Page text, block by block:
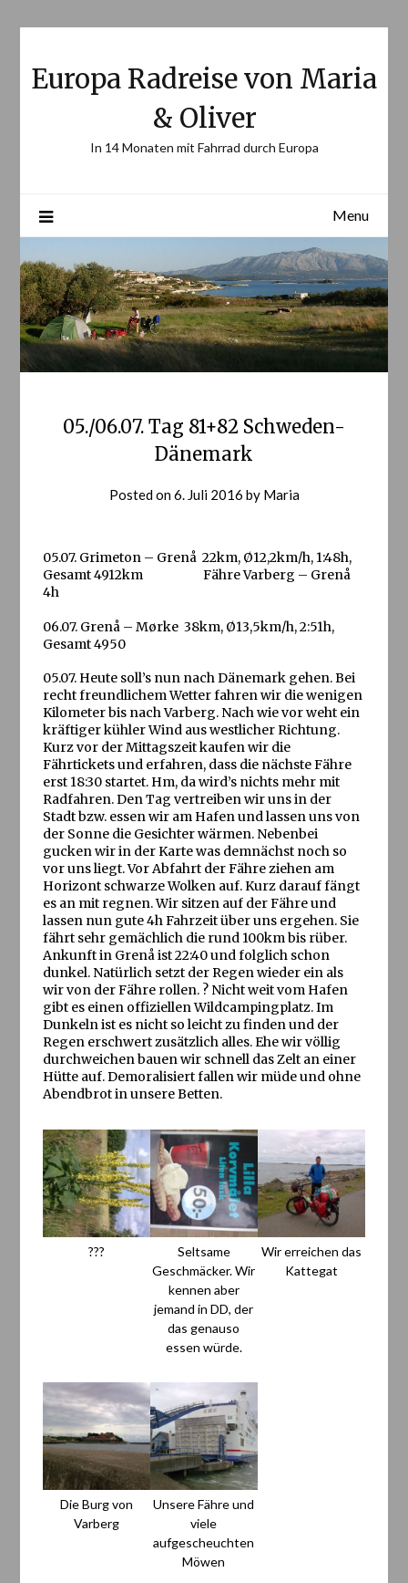
Europa Radreise von Maria
& Oliver
In 14 Monaten mit Fahrrad durch Europa
Menu
05./06.07. Tag 81+82 Schweden-
Dänemark
Posted on6. Juli 2016 by Maria
05.07. Grimeton – Grenå 22km, Ø12,2km/h, 1:48h,
Gesamt 4912km Fähre Varberg – Grenå
4h
06.07. Grenå – Mørke 38km, Ø13,5km/h, 2:51h,
Gesamt 4950
05.07. Heute soll’s nun nach Dänemark gehen. Bei
recht freundlichem Wetter fahren wir die wenigen
Kilometer bis nach Varberg. Nach wie vor weht ein
kräftiger kühler Wind aus westlicher Richtung.
Kurz vor der Mittagszeit kaufen wir die
Fährtickets und erfahren, dass die nächste Fähre
erst 18:30 startet. Hm, da wird’s nichts mehr mit
Radfahren. Den Tag vertreiben wir uns in der
Stadt bzw. essen wir am Hafen und lassen uns von
der Sonne die Gesichter wärmen. Nebenbei
gucken wir in der Karte was demnächst noch so
vor uns liegt. Vor Abfahrt der Fähre ziehen am
Horizont schwarze Wolken auf. Kurz darauf fängt
es an mit regnen. Wir sitzen auf der Fähre und
lassen nun gute 4h Fahrzeit über uns ergehen. Sie
fährt sehr gemächlich die rund 100km bis rüber.
Ankunft in Grenå ist 22:40 und folglich schon
dunkel. Natürlich setzt der Regen wieder ein als
wir von der Fähre rollen. ? Nicht weit vom Hafen
gibt es einen offiziellen Wildcampingplatz. Im
Dunkeln ist es nicht so leicht zu finden und der
Regen erschwert zusätzlich alles. Ehe wir völlig
durchweichen bauen wir schnell das Zelt an einer
Hütte auf. Demoralisiert fallen wir müde und ohne
Abendbrot in unsere Betten.
???
Seltsame
Geschmäcker. Wir
kennen aber
jemand in DD, der
das genauso
essen würde.
Wir erreichen das
Kattegat
Die Burg von
Varberg
Unsere Fähre und
viele
aufgescheuchten
Möwen